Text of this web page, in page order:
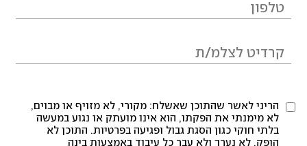
הריני לאשר שהתוכן שאשלח: מקורי, לא מזויף או מבוים,
לא מימנתי את הפקתו, הוא אינו מועתק או נגוע במעשה
בלתי חוקי כגון הסגת גבול ופגיעה בפרטיות. התוכן לא
הופק, לא נערך ולא עבר כל עיבוד באמצעות בינה